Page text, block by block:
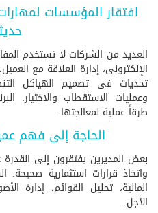
افتقار المؤسسات
العديد من الشركات لا تستخدم
الإلكترونى، إدارة العلاقة مع
تحديات فى تصميم الهياكل
وعمليات الاستقطاب والاختيار.
طرقاً عملية لمعالجتها.
الحاجة إلى فهم
بعض المديرين يفتقرون إلى القدرة
واتخاذ قرارات استثمارية
المالية، تحليل القوائم، إدارة
الأجل.